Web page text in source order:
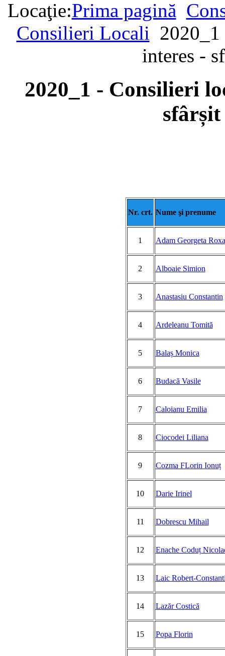
Locaţie:Prima pagină
Consilieri Locali
interes -
2020_1 - Consilieri
sfârșit
Nr. crt. Nume şi prenume
1 Adam Georgeta
2 Alboaie Simion
3 Anastasiu Constantin
4 Ardeleanu Tomită
5 Balaș Monica
6 Budacă Vasile
7 Caloianu Emilia
8 Ciocodei Liliana
9 Cozma FLorin Ionuț
10 Darie Irinel
11 Dobrescu Mihail
12 Enache Coduț
13 Laic Robert-
14 Lazăr Costică
15 Popa Florin